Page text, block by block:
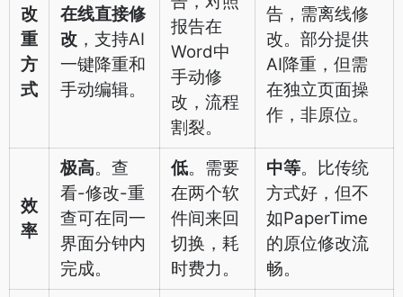
改
重
方
式
在线直接修
改 ，支持AI
一键降重和
手动编辑。
报告在
Word中
手动修
改，流程
割裂。
告，需离线修
改。部分提供
AI降重，但需
在独立页面操
作，非原位。
效
率
极高。查
看-修改-重
查可在同一
界面分钟内
完成。
低。需要
在两个软
件间来回
切换，耗
时费力。
中等。比传统
方式好，但不
如PaperTime
的原位修改流
畅。